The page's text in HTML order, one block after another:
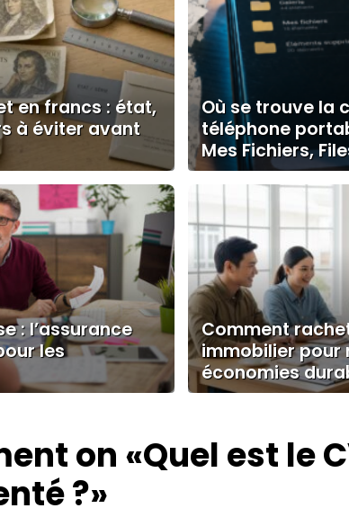
en francs : état,
à éviter avant
Où se trouve la
téléphone
Mes Fichiers,
: l’assurance
les
Comment
immobilier pour
économies
on «Quel est le
?»